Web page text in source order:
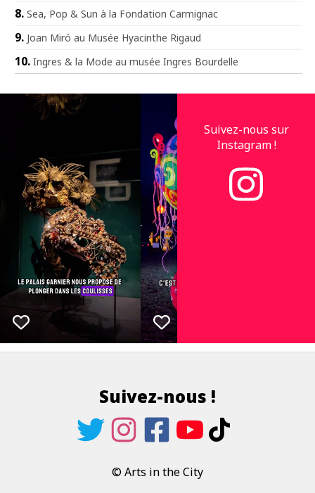
Sea, Pop & Sun à la Fondation Carmignac
Joan Miró au Musée Hyacinthe Rigaud
Ingres & la Mode au musée Ingres Bourdelle
Suivez-nous sur
Instagram !
Suivez-nous !
© Arts in the City